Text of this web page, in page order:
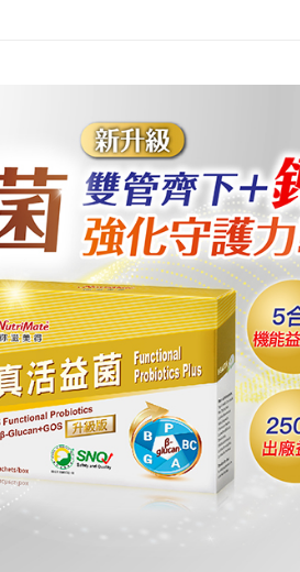
結果請求用戶進行身份認證。
５．嚴禁一人註冊多個帳號或使用他人資訊註冊
形，恩沛科技股份有限公司將有權停止該用戶之使
動。
每筆NT$60，滿NT$699(含以上)免運費
每筆NT$120，滿NT$1,000(含以上)免運費
宅配-離島
每筆NT$120，滿NT$1,000(含以上)免運費